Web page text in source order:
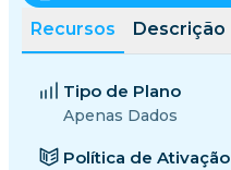
Recursos Descrição
Tipo de Plano
Apenas Dados
Política de Ativação